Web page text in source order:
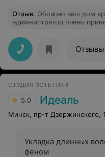
Отзыв. Обожаю ваш дом
администратор очень
добрым сердцем)
Отзывы
СТУДИЯ ЭСТЕТИКИ
5.0 Идеаль
Минск, пр-т Дзержинского,
Укладка длинных
феном